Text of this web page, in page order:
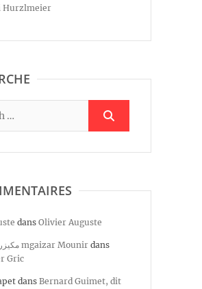
Hurzlmeier
dans Olivier Auguste
مكيزر منير mgaizar Mounir dans
Gric
dans Bernard Guimet, dit